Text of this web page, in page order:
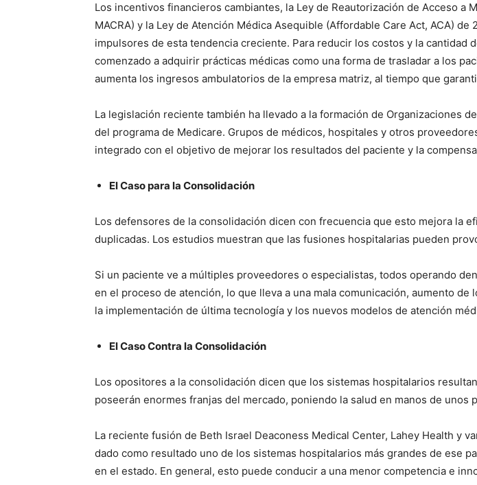
I WANT
Los incentivos financieros cambiantes, la Ley de Reautorización de Acceso a
MACRA) y la Ley de Atención Médica Asequible (Affordable Care Act, ACA)
impulsores de esta tendencia creciente. Para reducir los costos y la
comenzado a adquirir prácticas médicas como una forma de trasladar a los
aumenta los ingresos ambulatorios de la empresa matriz, al tiempo que
La legislación reciente también ha llevado a la formación de Organizaciones
del programa de Medicare. Grupos de médicos, hospitales y otros
integrado con el objetivo de mejorar los resultados del paciente y la
El Caso para la Consolidación
Los defensores de la consolidación dicen con frecuencia que esto mejora la
duplicadas. Los estudios muestran que las fusiones hospitalarias pueden
Si un paciente ve a múltiples proveedores o especialistas, todos operando
en el proceso de atención, lo que lleva a una mala comunicación, aumento
la implementación de última tecnología y los nuevos modelos de atención
El Caso Contra la Consolidación
Los opositores a la consolidación dicen que los sistemas hospitalarios
poseerán enormes franjas del mercado, poniendo la salud en manos de unos
La reciente fusión de Beth Israel Deaconess Medical Center, Lahey Health y
dado como resultado uno de los sistemas hospitalarios más grandes de ese
en el estado. En general, esto puede conducir a una menor competencia e